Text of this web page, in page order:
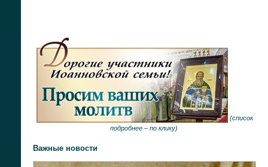
(список
подробнее – по клику)
Важные новости